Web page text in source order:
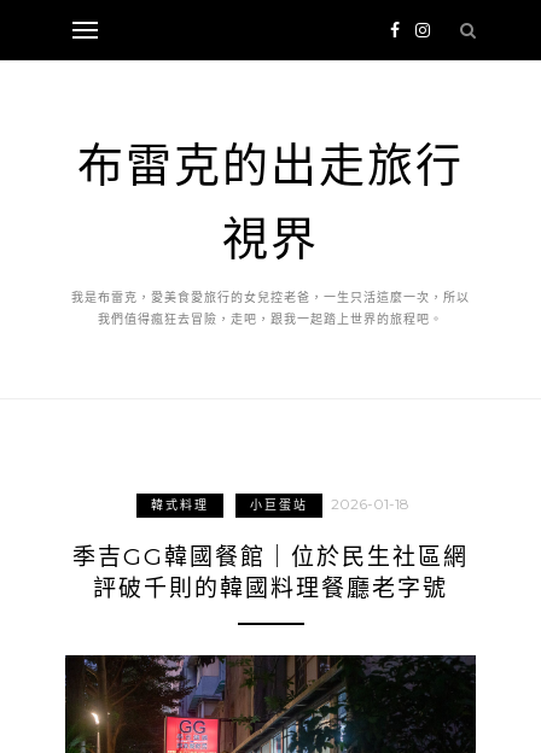
布雷克的出走旅行
視界
我是布雷克，愛美食愛旅行的女兒控老爸，一生只活這麼一次，所以
我們值得瘋狂去冒險，走吧，跟我一起踏上世界的旅程吧。
韓式料理 小巨蛋站 2026-01-18
季吉GG韓國餐館｜位於民生社區網
評破千則的韓國料理餐廳老字號